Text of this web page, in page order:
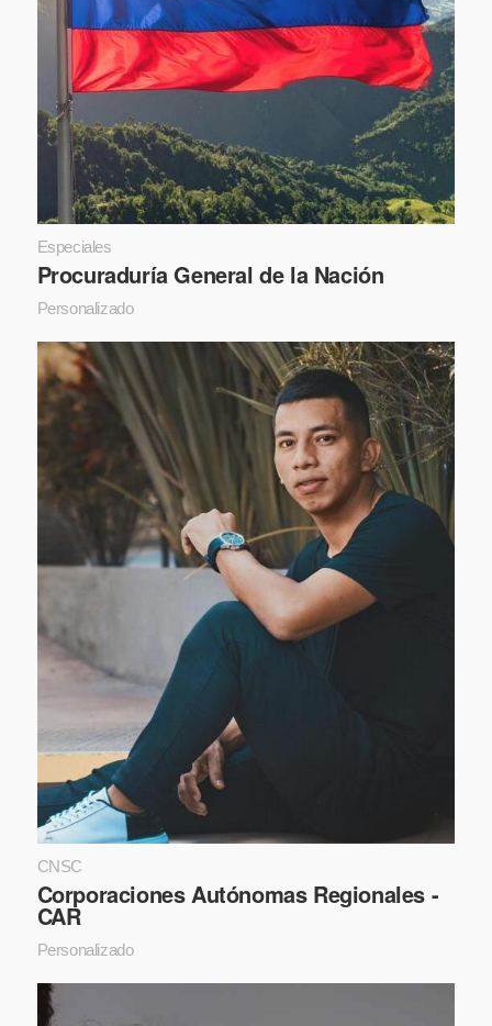
Especiales
Procuraduría General de la Nación
Personalizado
CNSC
Corporaciones Autónomas Regionales -
CAR
Personalizado